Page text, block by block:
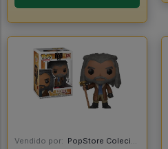
Vendido por: PopStore Colecionáveis - MG